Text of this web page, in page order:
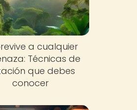
a cualquier
Técnicas de
que debes
conocer